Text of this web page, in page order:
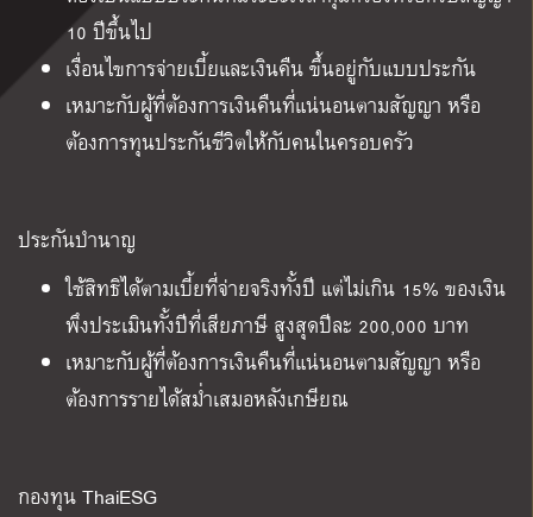
10 ปีขึ้นไป
เงื่อนไขการจ่ายเบี้ยและเงินคืน ขึ้นอยู่กับแบบประกัน
เหมาะกับผู้ที่ต้องการเงินคืนที่แน่นอนตามสัญญา หรือ
ต้องการทุนประกันชีวิตให้กับคนในครอบครัว
ประกันบำนาญ
ใช้สิทธิได้ตามเบี้ยที่จ่ายจริงทั้งปี แต่ไม่เกิน 15% ของเงิน
พึงประเมินทั้งปีที่เสียภาษี สูงสุดปีละ 200,000 บาท
เหมาะกับผู้ที่ต้องการเงินคืนที่แน่นอนตามสัญญา หรือ
ต้องการรายได้สม่ำเสมอหลังเกษียณ
กองทุน ThaiESG